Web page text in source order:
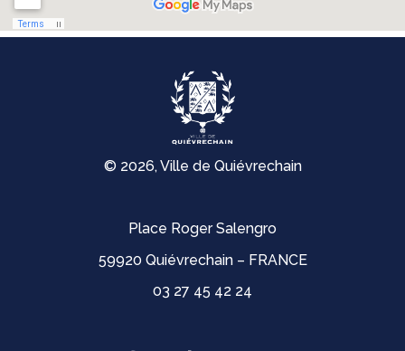
© 2026, Ville de Quiévrechain
Place Roger Salengro
59920 Quiévrechain – FRANCE
03 27 45 42 24